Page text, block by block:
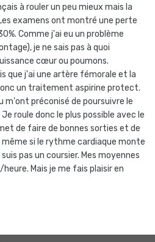
à rouler un peu mieux mais la
examens ont montré une perte
Comme j'ai eu un problème
je ne sais pas à quoi
cœur ou poumons.
que j'ai une artère fémorale et la
un traitement aspirine protect.
m'ont préconisé de poursuivre le
roule donc le plus possible avec le
de faire de bonnes sorties et de
si le rythme cardiaque monte
pas un coursier. Mes moyennes
Mais je me fais plaisir en